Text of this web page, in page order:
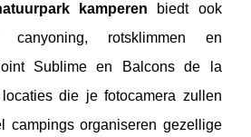
kamperen biedt ook
canyoning, rotsklimmen en
Sublime en Balcons de la
die je fotocamera zullen
campings organiseren gezellige